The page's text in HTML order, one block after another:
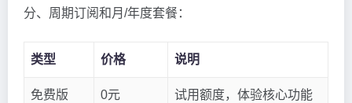
分、周期订阅和月/年度套餐：
类型 价格 说明
免费版 0元 试用额度，体验核心功能